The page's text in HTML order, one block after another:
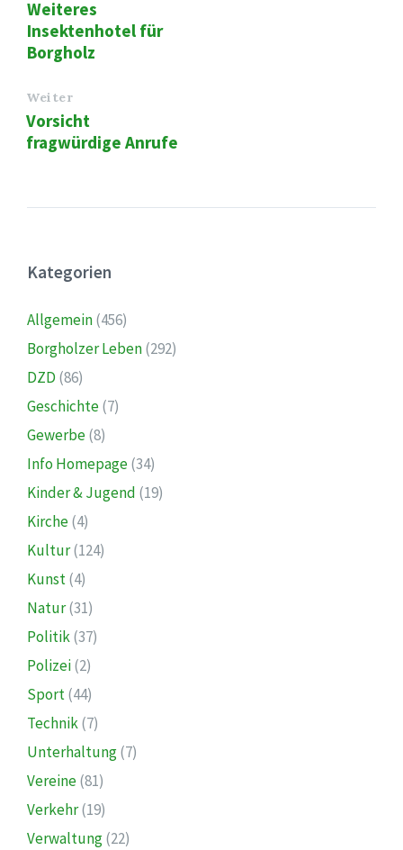
Weiteres
Insektenhotel für
Borgholz
Weiter
Vorsicht
fragwürdige Anrufe
Kategorien
Allgemein(456)
Borgholzer Leben(292)
DZD (86)
Geschichte(7)
Gewerbe(8)
Info Homepage(34)
Kinder & Jugend (19)
Kirche(4)
Kultur(124)
Kunst(4)
Natur(31)
Politik(37)
Polizei(2)
Sport(44)
Technik(7)
Unterhaltung(7)
Vereine(81)
Verkehr(19)
Verwaltung(22)